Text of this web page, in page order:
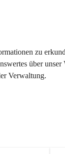
zu
über unser
Verwaltung.